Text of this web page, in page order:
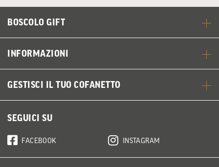
BOSCOLO GIFT
INFORMAZIONI
GESTISCI IL TUO COFANETTO
SEGUICI SU
FACEBOOK INSTAGRAM